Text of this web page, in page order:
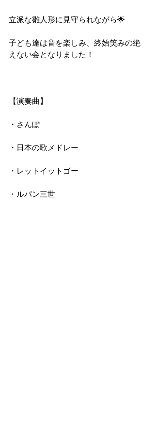
立派な雛人形に見守られながら🌟
子ども達は音を楽しみ、終始笑みの絶
えない会となりました！
【演奏曲】
・さんぽ
・日本の歌メドレー
・レットイットゴー
・ルパン三世